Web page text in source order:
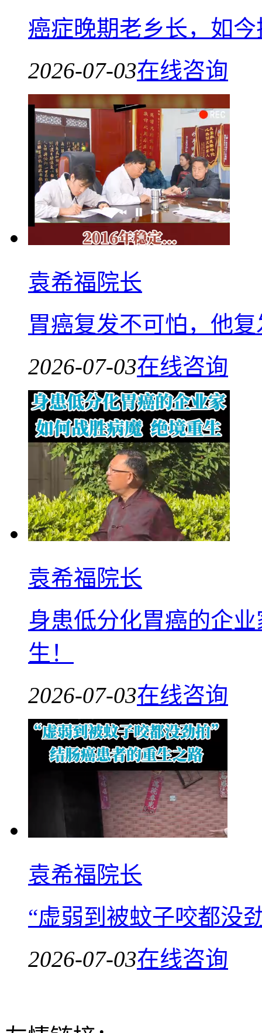
癌症晚期老乡长，如
2026-07-03在线咨询
袁希福院长
胃癌复发不可怕，他
2026-07-03在线咨询
袁希福院长
身患低分化胃癌的企
生！
2026-07-03在线咨询
袁希福院长
“虚弱到被蚊子咬都没
2026-07-03在线咨询